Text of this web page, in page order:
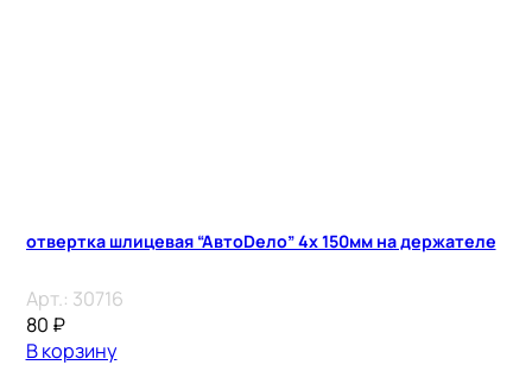
отвертка шлицевая “АвтоDело” 4х 150мм на держателе
Арт.: 30716
80 ₽
В корзину